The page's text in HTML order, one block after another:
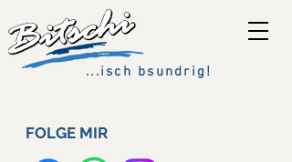
...isch bsundrig!
FOLGE MIR